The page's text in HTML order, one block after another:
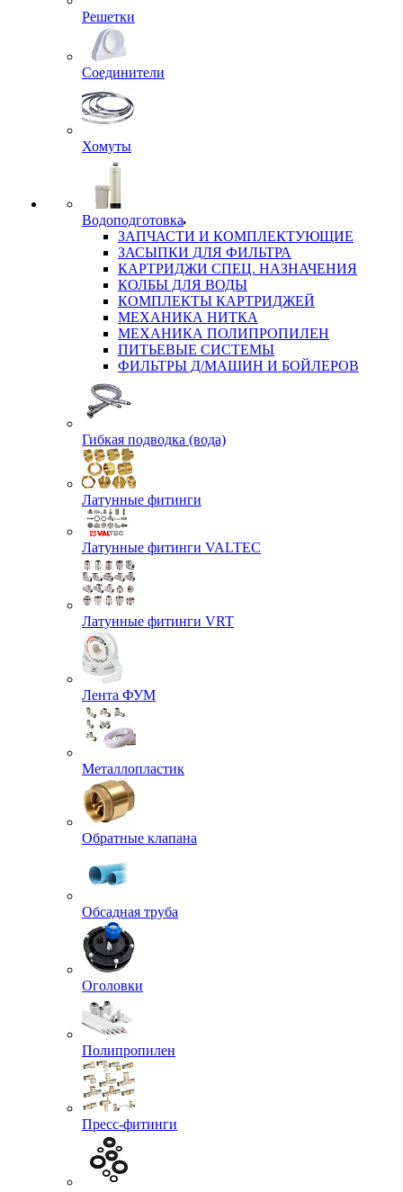
Решетки
Соединители
Хомуты
Водоподготовка
ЗАПЧАСТИ И КОМПЛЕКТУЮЩИЕ
ЗАСЫПКИ ДЛЯ ФИЛЬТРА
КАРТРИДЖИ СПЕЦ. НАЗНАЧЕНИЯ
КОЛБЫ ДЛЯ ВОДЫ
КОМПЛЕКТЫ КАРТРИДЖЕЙ
МЕХАНИКА НИТКА
МЕХАНИКА ПОЛИПРОПИЛЕН
ПИТЬЕВЫЕ СИСТЕМЫ
ФИЛЬТРЫ Д/МАШИН И БОЙЛЕРОВ
Гибкая подводка (вода)
Латунные фитинги
Латунные фитинги VALTEC
Латунные фитинги VRT
Лента ФУМ
Металлопластик
Обратные клапана
Обсадная труба
Оголовки
Полипропилен
Пресс-фитинги